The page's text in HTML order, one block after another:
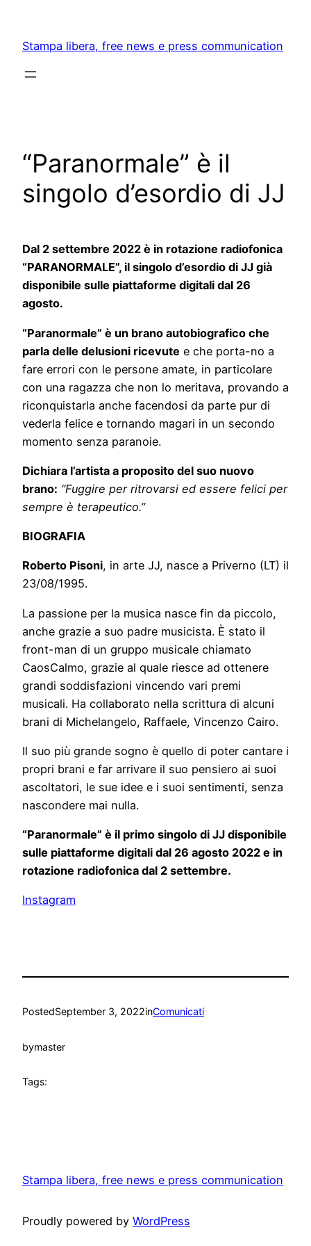
content
Stampa libera, free news e press communication
“Paranormale” è il
singolo d’esordio di JJ
Dal 2 settembre 2022 è in rotazione radiofonica
“PARANORMALE”, il singolo d’esordio di JJ già
disponibile sulle piattaforme digitali dal 26
agosto.
“Paranormale” è un brano autobiografico che
parla delle delusioni ricevute e che porta-no a
fare errori con le persone amate, in particolare
con una ragazza che non lo meritava, provando a
riconquistarla anche facendosi da parte pur di
vederla felice e tornando magari in un secondo
momento senza paranoie.
Dichiara l’artista a proposito del suo nuovo
brano: “Fuggire per ritrovarsi ed essere felici per
sempre è terapeutico.”
BIOGRAFIA
Roberto Pisoni, in arte JJ, nasce a Priverno (LT) il
23/08/1995.
La passione per la musica nasce fin da piccolo,
anche grazie a suo padre musicista. È stato il
front-man di un gruppo musicale chiamato
CaosCalmo, grazie al quale riesce ad ottenere
grandi soddisfazioni vincendo vari premi
musicali. Ha collaborato nella scrittura di alcuni
brani di Michelangelo, Raffaele, Vincenzo Cairo.
Il suo più grande sogno è quello di poter cantare i
propri brani e far arrivare il suo pensiero ai suoi
ascoltatori, le sue idee e i suoi sentimenti, senza
nascondere mai nulla.
“Paranormale” è il primo singolo di JJ disponibile
sulle piattaforme digitali dal 26 agosto 2022 e in
rotazione radiofonica dal 2 settembre.
Instagram
PostedSeptember 3, 2022inComunicati
bymaster
Tags:
Stampa libera, free news e press communication
Proudly powered by WordPress